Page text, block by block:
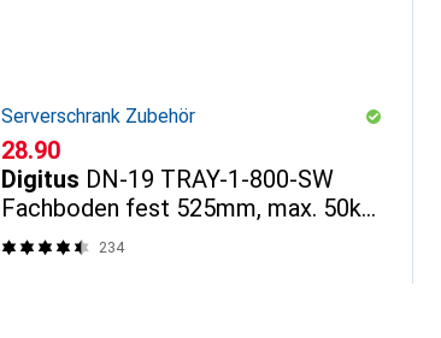
Serverschrank Zubehör
CHF
28.90
Digitus DN-19 TRAY-1-800-SW
Fachboden fest 525mm, max. 50kg
schwarz
234